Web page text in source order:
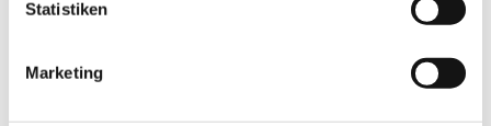
Statistiken
Marketing
Januar 2016
Veränderungen, welche überwiegend ab 1.1.2016 gelten.